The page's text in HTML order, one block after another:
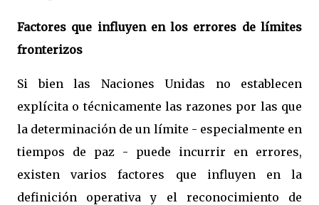
Factores que influyen en los errores de límites
fronterizos
Si bien las Naciones Unidas no establecen
explícita o técnicamente las razones por las que
la determinación de un límite - especialmente en
tiempos de paz - puede incurrir en errores,
existen varios factores que influyen en la
definición operativa y el reconocimiento de